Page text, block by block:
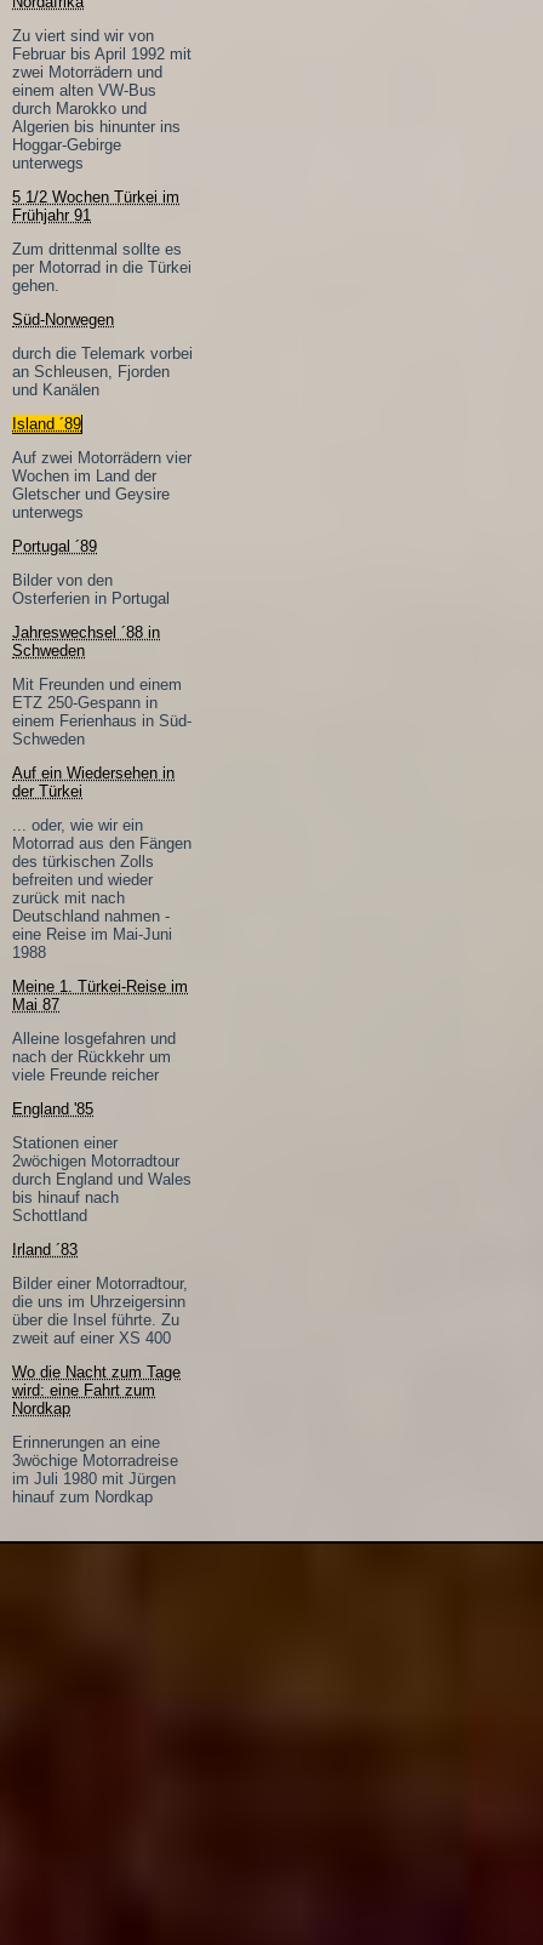
Zu viert sind wir von
Februar bis April 1992 mit
zwei Motorrädern und
einem alten VW-Bus
durch Marokko und
Algerien bis hinunter ins
Hoggar-Gebirge
unterwegs
5 1/2 Wochen Türkei im
Frühjahr 91
Zum drittenmal sollte es
per Motorrad in die Türkei
gehen.
Süd-Norwegen
durch die Telemark vorbei
an Schleusen, Fjorden
und Kanälen
Island ´89
Auf zwei Motorrädern vier
Wochen im Land der
Gletscher und Geysire
unterwegs
Portugal ´89
Bilder von den
Osterferien in Portugal
Jahreswechsel ´88 in
Schweden
Mit Freunden und einem
ETZ 250-Gespann in
einem Ferienhaus in Süd-
Schweden
Auf ein Wiedersehen in
der Türkei
... oder, wie wir ein
Motorrad aus den Fängen
des türkischen Zolls
befreiten und wieder
zurück mit nach
Deutschland nahmen -
eine Reise im Mai-Juni
1988
Meine 1. Türkei-Reise im
Mai 87
Alleine losgefahren und
nach der Rückkehr um
viele Freunde reicher
England '85
Stationen einer
2wöchigen Motorradtour
durch England und Wales
bis hinauf nach
Schottland
Irland ´83
Bilder einer Motorradtour,
die uns im Uhrzeigersinn
über die Insel führte. Zu
zweit auf einer XS 400
Wo die Nacht zum Tage
wird: eine Fahrt zum
Nordkap
Erinnerungen an eine
3wöchige Motorradreise
im Juli 1980 mit Jürgen
hinauf zum Nordkap